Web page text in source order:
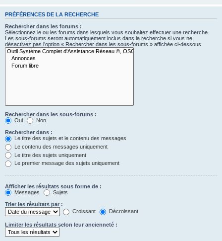
PRÉFÉRENCES DE LA RECHERCHE
Rechercher dans les forums :
Sélectionnez le ou les forums dans lesquels vous souhaitez effectuer une recherche.
Les sous-forums seront automatiquement inclus dans la recherche si vous ne
désactivez pas l’option « Rechercher dans les sous-forums » affichée ci-dessous.
Rechercher dans les sous-forums :
Oui
Non
Rechercher dans :
Le titre des sujets et le contenu des messages
Le contenu des messages uniquement
Le titre des sujets uniquement
Le premier message des sujets uniquement
Afficher les résultats sous forme de :
Messages
Sujets
Trier les résultats par :
Croissant
Décroissant
Limiter les résultats selon leur ancienneté :